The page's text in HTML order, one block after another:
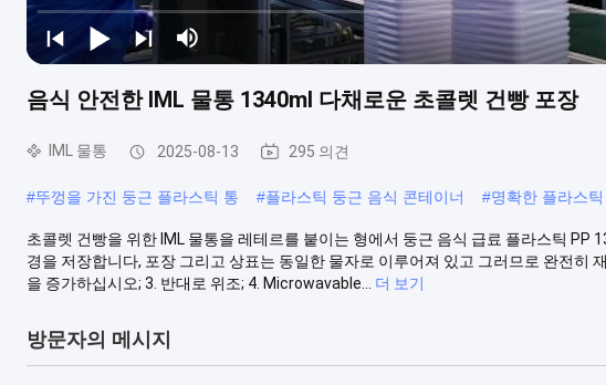
음식 안전한 IML 물통 1340ml 다채로운 초콜렛 건빵 포장
IML 물통 2025-08-13 295 의견
#뚜껑을 가진 둥근 플라스틱 통 #플라스틱 둥근 음식 콘테이너 #명확한 플라스
초콜렛 건빵을 위한 IML 물통을 레테르를 붙이는 형에서 둥근 음식 급료 플라스틱 PP
경을 저장합니다, 포장 그리고 상표는 동일한 물자로 이루어져 있고 그러므로 완전히
을 증가하십시오; 3. 반대로 위조; 4. Microwavable...
더 보기
방문자의 메시지